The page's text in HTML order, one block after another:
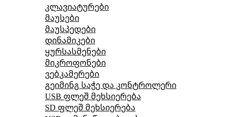
კლავიატურები
მაუსები
მაუსპედები
დინამიკები
ყურსასმენები
მიკროფონები
ვებკამერები
გეიმინგ საჭე და კონტროლერი
USB ფლეშ მეხსიერება
SD ფლეშ მეხსიერება